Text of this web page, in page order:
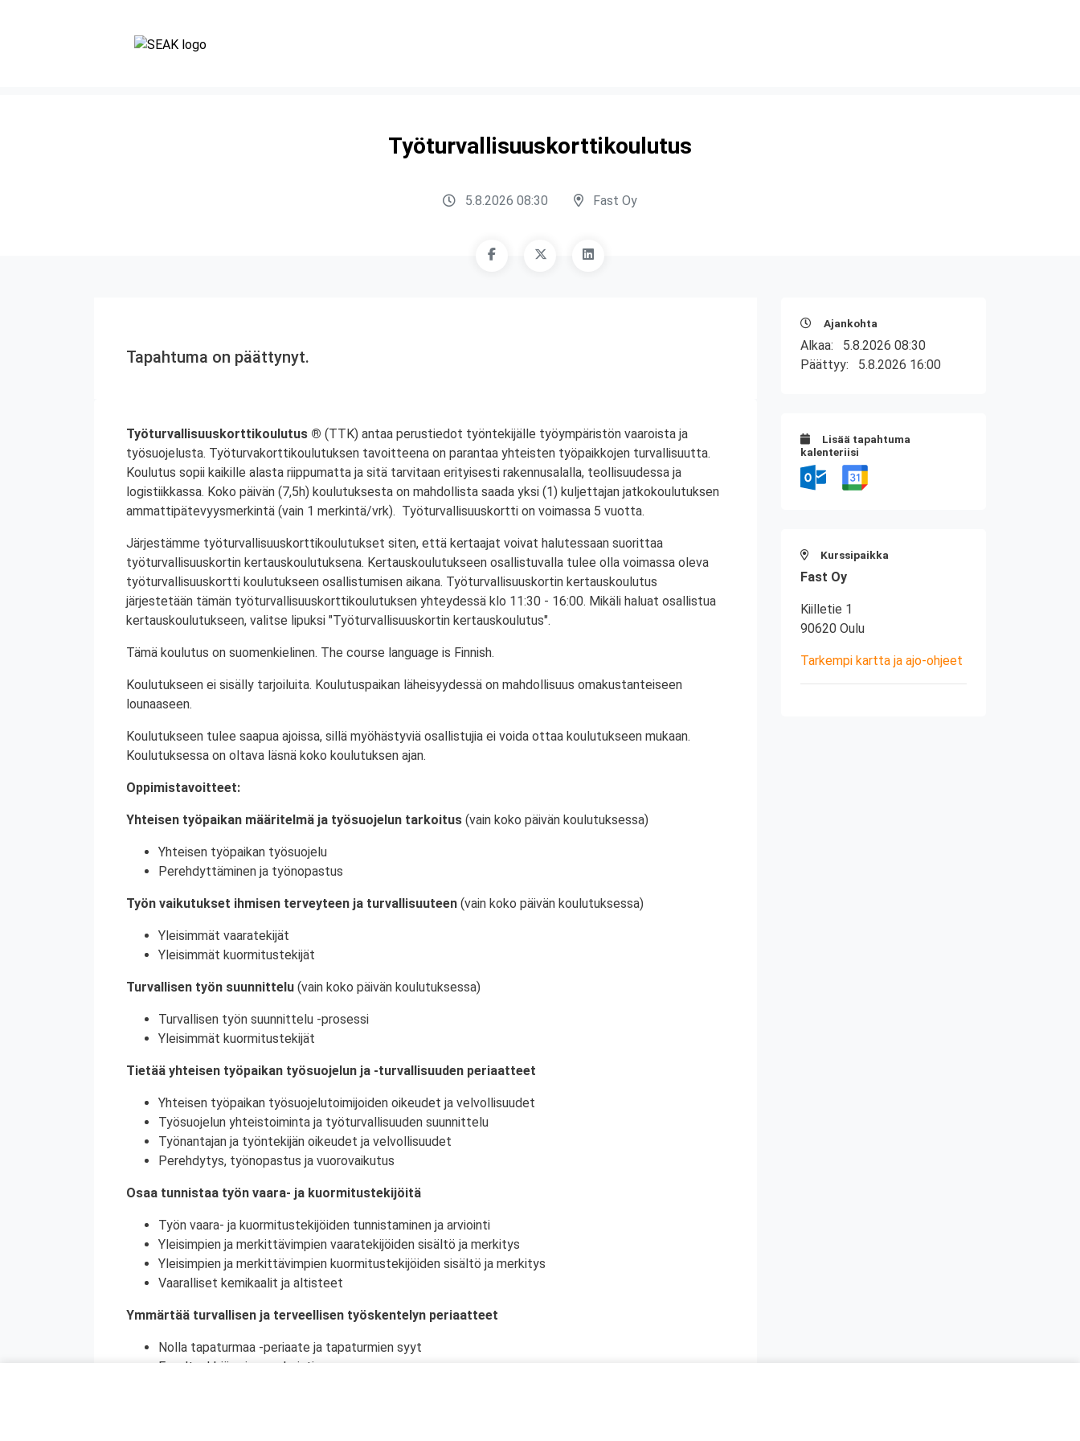
Työturvallisuuskorttikoulutus
5.8.2026 08:30 Fast Oy
Tapahtuma on päättynyt.
Työturvallisuuskorttikoulutus ® (TTK) antaa perustiedot työntekijälle työympäristön vaaroista ja
työsuojelusta. Työturvakorttikoulutuksen tavoitteena on parantaa yhteisten työpaikkojen turvallisuutta.
Koulutus sopii kaikille alasta riippumatta ja sitä tarvitaan erityisesti rakennusalalla, teollisuudessa ja
logistiikkassa. Koko päivän (7,5h) koulutuksesta on mahdollista saada yksi (1) kuljettajan jatkokoulutuksen
ammattipätevyysmerkintä (vain 1 merkintä/vrk). Työturvallisuuskortti on voimassa 5 vuotta.
Järjestämme työturvallisuuskorttikoulutukset siten, että kertaajat voivat halutessaan suorittaa
työturvallisuuskortin kertauskoulutuksena. Kertauskoulutukseen osallistuvalla tulee olla voimassa oleva
työturvallisuuskortti koulutukseen osallistumisen aikana. Työturvallisuuskortin kertauskoulutus
järjestetään tämän työturvallisuuskorttikoulutuksen yhteydessä klo 11:30 - 16:00. Mikäli haluat osallistua
kertauskoulutukseen, valitse lipuksi "Työturvallisuuskortin kertauskoulutus".
Tämä koulutus on suomenkielinen. The course language is Finnish.
Koulutukseen ei sisälly tarjoiluita. Koulutuspaikan läheisyydessä on mahdollisuus omakustanteiseen
lounaaseen.
Koulutukseen tulee saapua ajoissa, sillä myöhästyviä osallistujia ei voida ottaa koulutukseen mukaan.
Koulutuksessa on oltava läsnä koko koulutuksen ajan.
Oppimistavoitteet:
Yhteisen työpaikan määritelmä ja työsuojelun tarkoitus (vain koko päivän koulutuksessa)
Yhteisen työpaikan työsuojelu
Perehdyttäminen ja työnopastus
Työn vaikutukset ihmisen terveyteen ja turvallisuuteen (vain koko päivän koulutuksessa)
Yleisimmät vaaratekijät
Yleisimmät kuormitustekijät
Turvallisen työn suunnittelu (vain koko päivän koulutuksessa)
Turvallisen työn suunnittelu -prosessi
Yleisimmät kuormitustekijät
Tietää yhteisen työpaikan työsuojelun ja -turvallisuuden periaatteet
Yhteisen työpaikan työsuojelutoimijoiden oikeudet ja velvollisuudet
Työsuojelun yhteistoiminta ja työturvallisuuden suunnittelu
Työnantajan ja työntekijän oikeudet ja velvollisuudet
Perehdytys, työnopastus ja vuorovaikutus
Osaa tunnistaa työn vaara- ja kuormitustekijöitä
Työn vaara- ja kuormitustekijöiden tunnistaminen ja arviointi
Yleisimpien ja merkittävimpien vaaratekijöiden sisältö ja merkitys
Yleisimpien ja merkittävimpien kuormitustekijöiden sisältö ja merkitys
Vaaralliset kemikaalit ja altisteet
Ymmärtää turvallisen ja terveellisen työskentelyn periaatteet
Nolla tapaturmaa -periaate ja tapaturmien syyt
Ennaltaehkäisy ja ennakointi
Ajankohta
Alkaa: 5.8.2026 08:30
Päättyy: 5.8.2026 16:00
Lisää tapahtuma
kalenteriisi
Kurssipaikka
Fast Oy
Kiilletie 1
90620 Oulu
Tarkempi kartta ja ajo-ohjeet